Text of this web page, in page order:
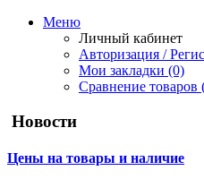
Меню
Личный кабинет
Авторизация /
Мои закладки (0)
Сравнение товаров
Новости
Цены на товары и наличие